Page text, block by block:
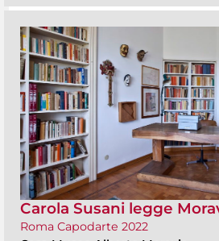
Carola Susani legge
Roma Capodarte 2022